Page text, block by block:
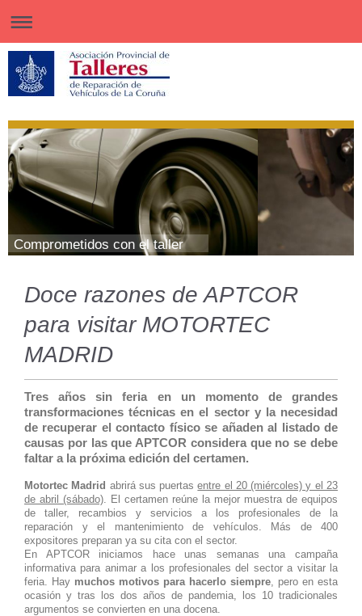
Comprometidos con el taller
Doce razones de APTCOR
para visitar MOTORTEC
MADRID
Tres años sin feria en un momento de grandes
transformaciones técnicas en el sector y la necesidad
de recuperar el contacto físico se añaden al listado de
causas por las que APTCOR considera que no se debe
faltar a la próxima edición del certamen.
Motortec Madrid abrirá sus puertasentre el 20 (miércoles) y el 23
de abril (sábado) . El certamen reúne la mejor muestra de equipos
de taller, recambios y servicios a los profesionales de la
reparación y el mantenimiento de vehículos. Más de 400
expositores preparan ya su cita con el sector.
En APTCOR iniciamos hace unas semanas una campaña
informativa para animar a los profesionales del sector a visitar la
feria. Hay muchos motivos para hacerlo siempre , pero en esta
ocasión y tras los dos años de pandemia, los 10 tradicionales
argumentos se convierten en una docena.